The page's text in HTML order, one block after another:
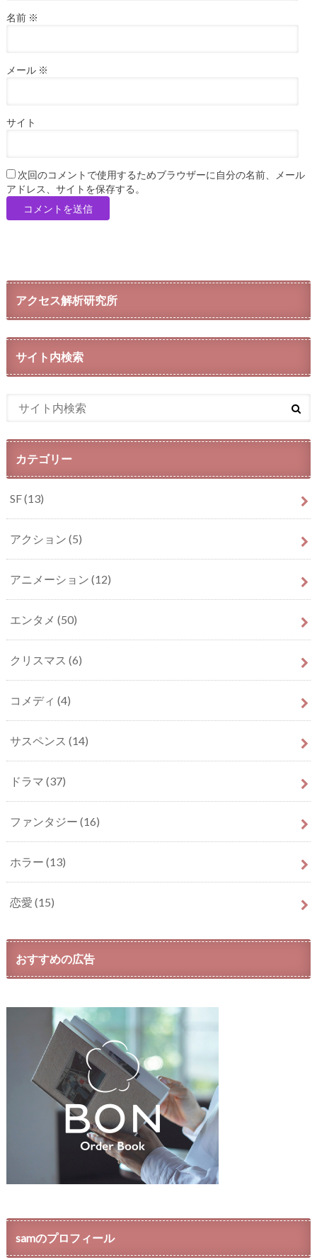
名前 ※
メール ※
サイト
次回のコメントで使用するためブラウザーに自分の名前、メール
アドレス、サイトを保存する。
アクセス解析研究所
サイト内検索
カテゴリー
SF(13)
アクション (5)
アニメーション (12)
エンタメ (50)
クリスマス (6)
コメディ (4)
サスペンス (14)
ドラマ (37)
ファンタジー (16)
ホラー (13)
恋愛 (15)
おすすめの広告
samのプロフィール